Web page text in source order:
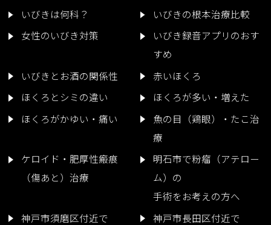
いびきは何科？
いびきの根本治療比較
女性のいびき対策
いびき録音アプリのおす
すめ
いびきとお酒の関係性
赤いほくろ
ほくろとシミの違い
ほくろが多い・増えた
ほくろがかゆい・痛い
魚の目（鶏眼）・たこ治
療
ケロイド・肥厚性瘢痕
（傷あと）治療
明石市で粉瘤（アテロー
ム）の
手術をお考えの方へ
神戸市須磨区付近で
神戸市長田区付近で